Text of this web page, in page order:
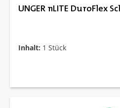
UNGER nLITE DuroFlex
Inhalt: 1 Stück